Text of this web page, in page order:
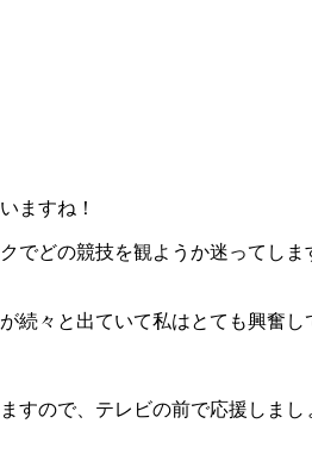
ますね！
でどの競技を観ようか迷ってし
続々と出ていて私はとても興奮し
すので、テレビの前で応援しまし